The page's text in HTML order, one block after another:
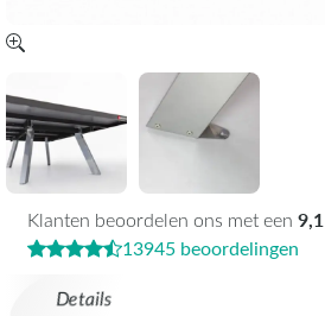
Details
Klanten beoordelen ons met een 9,1
13945 beoordelingen